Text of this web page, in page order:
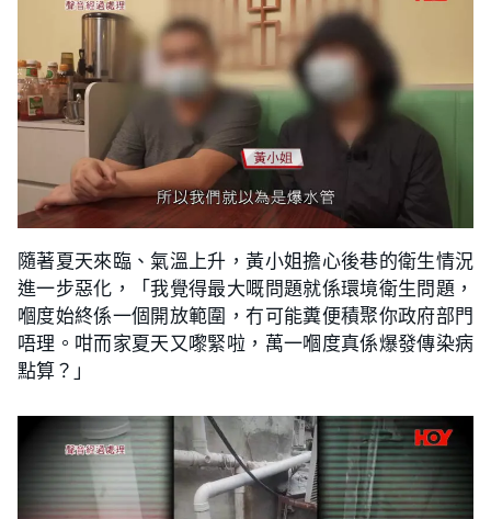
隨著夏天來臨、氣溫上升，黃小姐擔心後巷的衛生情況
進一步惡化，「我覺得最大嘅問題就係環境衛生問題，
嗰度始終係一個開放範圍，冇可能糞便積聚你政府部門
唔理。咁而家夏天又嚟緊啦，萬一嗰度真係爆發傳染病
點算？」